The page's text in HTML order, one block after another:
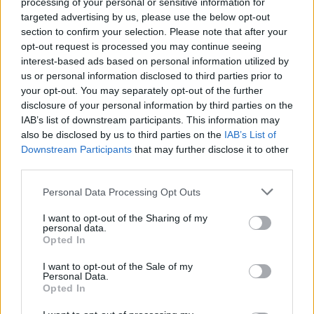
targeted advertising by us, please use the below opt-out
section to confirm your selection. Please note that after your
opt-out request is processed you may continue seeing
interest-based ads based on personal information utilized by
us or personal information disclosed to third parties prior to
your opt-out. You may separately opt-out of the further
disclosure of your personal information by third parties on the
IAB’s list of downstream participants. This information may
also be disclosed by us to third parties on the IAB’s List of
Downstream Participants that may further disclose it to other
Personal Data Processing Opt Outs
I want to opt-out of the Sharing of my
personal data.
Opted In
I want to opt-out of the Sale of my
Personal Data.
Opted In
Les désherbeurs thermiques à gaz ou électriques
brûlent la partie aérienne des herbes indésirables. Ils
sont particulièrement adaptés aux allées, terrasses et
bordures. Il suffit de passer la flamme quelques
secondes : la chaleur détruit la structure cellulaire, la
plante meurt en quelques jours.
Favoriser la biodiversité pour limiter
les mauvaises herbes
naturellement plus résistant aux invasions d’herbes
indésirables. Quelques conseils pour y parvenir :
Entretenez la vie du sol
produits chimiques, apportez du compost, du
paillis, laissez des zones enherbées pour les
auxiliaires.